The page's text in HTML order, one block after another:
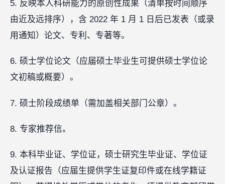
5. 反映本人科研能力的原创性成果（清单按时间顺序
由近及远排序），含 2022 年 1 月 1 日后已发表（或录
用通知）论文、专利、专著等。
6. 硕士学位论文（应届硕士毕业生可提供硕士学位论
文初稿或概要）。
7. 硕士阶段成绩单（需加盖相关部门公章）。
8. 专家推荐信。
9. 本科毕业证、学位证，硕士研究生毕业证、学位证
及认证报告（应届生提供学生证复印件或在线学籍证